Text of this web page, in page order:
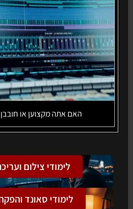
האם אתה מקצוען או חובבן
לימודי צילום
לימודי סאונד והפקה